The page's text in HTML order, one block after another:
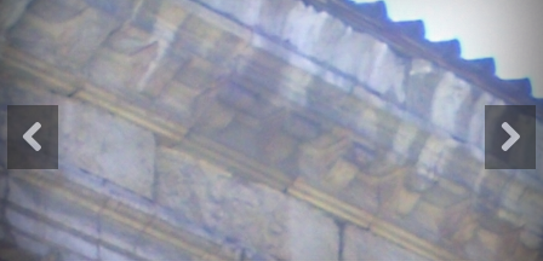
Paysages-Poèmes à mon